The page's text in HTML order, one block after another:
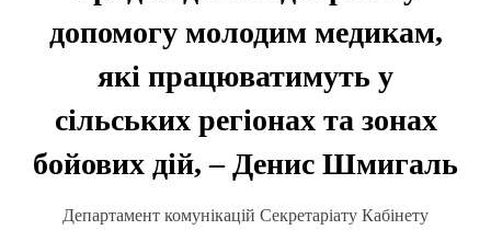
допомогу молодим медикам,
які працюватимуть у
сільських регіонах та зонах
бойових дій, – Денис Шмигаль
Департамент комунікацій Секретаріату Кабінету